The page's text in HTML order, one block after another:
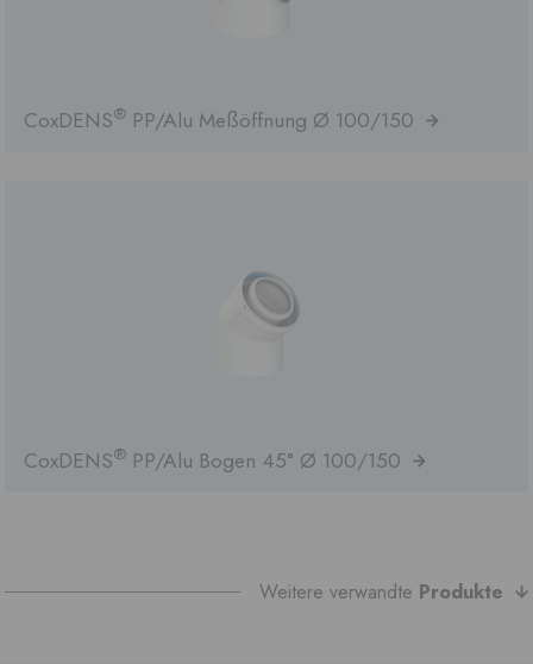
CoxDENS® PP/Alu Meßöffnung Ø 100/150
CoxDENS® PP/Alu Bogen 45° Ø 100/150
Weitere verwandte Produkte